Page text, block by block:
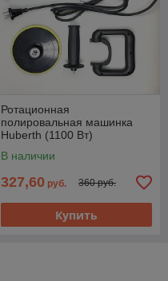
Ротационная
полировальная машинка
Huberth (1100 Вт)
В наличии
327,60 руб. 360 руб.
Купить